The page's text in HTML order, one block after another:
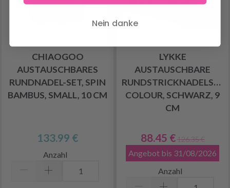
CHIAOGOO
AUSTAUSCHBARES
RUNDNADEL-SET, SPIN
BAMBUS, SMALL, 10 CM
133.99 €
Anzahl
LYKKE
AUSTAUSCHBARE
RUNDSTRICKNADELSET
COLOUR, SCHWARZ, 9
CM
88.45 € 126.35 €
Angebot bis 31/08/2026
Anzahl
Nein danke